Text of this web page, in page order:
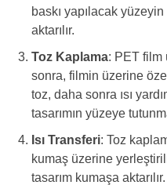
baskı yapılacak
aktarılır.
Toz Kaplama: PET film
sonra, filmin üzerine
toz, daha sonra ısı
tasarımın yüzeye
Isı Transferi: Toz
kumaş üzerine
tasarım kumaşa